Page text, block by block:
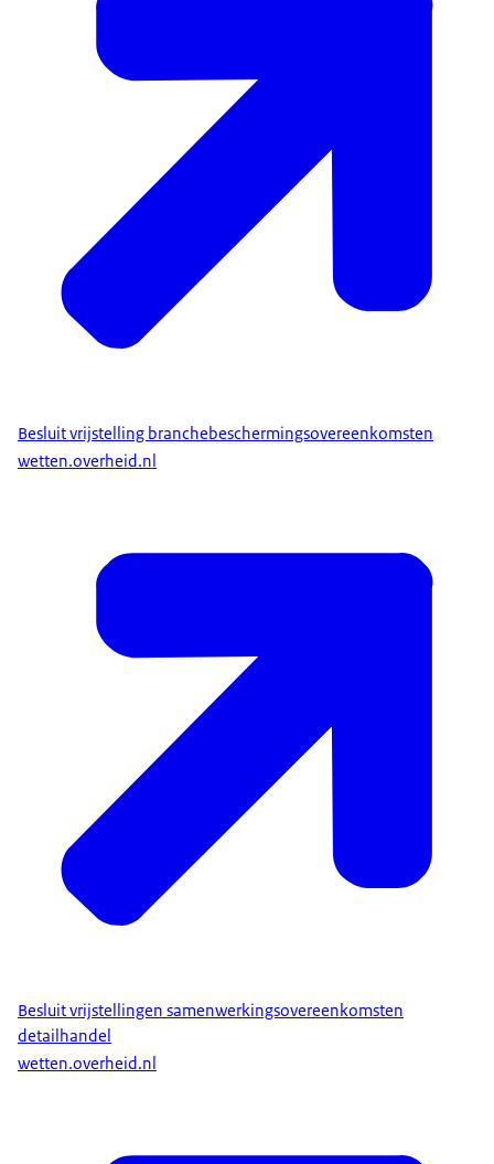
Besluit vrijstelling branchebeschermingsovereenkomsten
wetten.overheid.nl
Besluit vrijstellingen samenwerkingsovereenkomsten
detailhandel
wetten.overheid.nl